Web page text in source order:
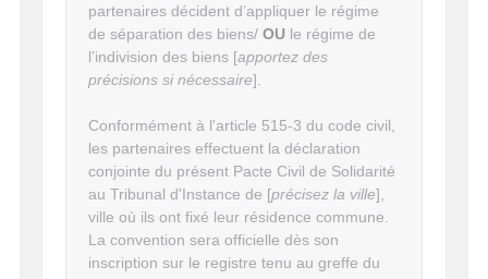
partenaires décident d’appliquer le régime
de séparation des biens/ OU le régime de
l’indivision des biens [apportez des
précisions si nécessaire].
Conformément à l'article 515-3 du code civil,
les partenaires effectuent la déclaration
conjointe du présent Pacte Civil de Solidarité
au Tribunal d'Instance de [précisez la ville],
ville où ils ont fixé leur résidence commune.
La convention sera officielle dès son
inscription sur le registre tenu au greffe du